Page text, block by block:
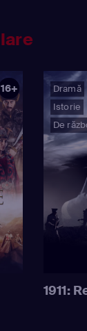
16+
Dramă
Istorie
De
1911: